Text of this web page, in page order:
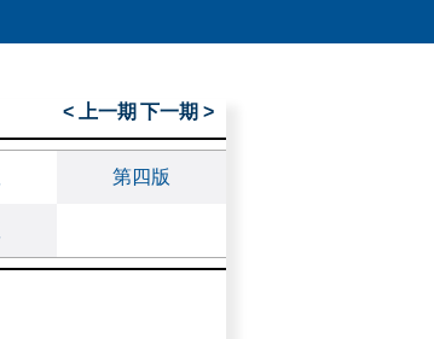
< 上一期 下一期 >
第四版